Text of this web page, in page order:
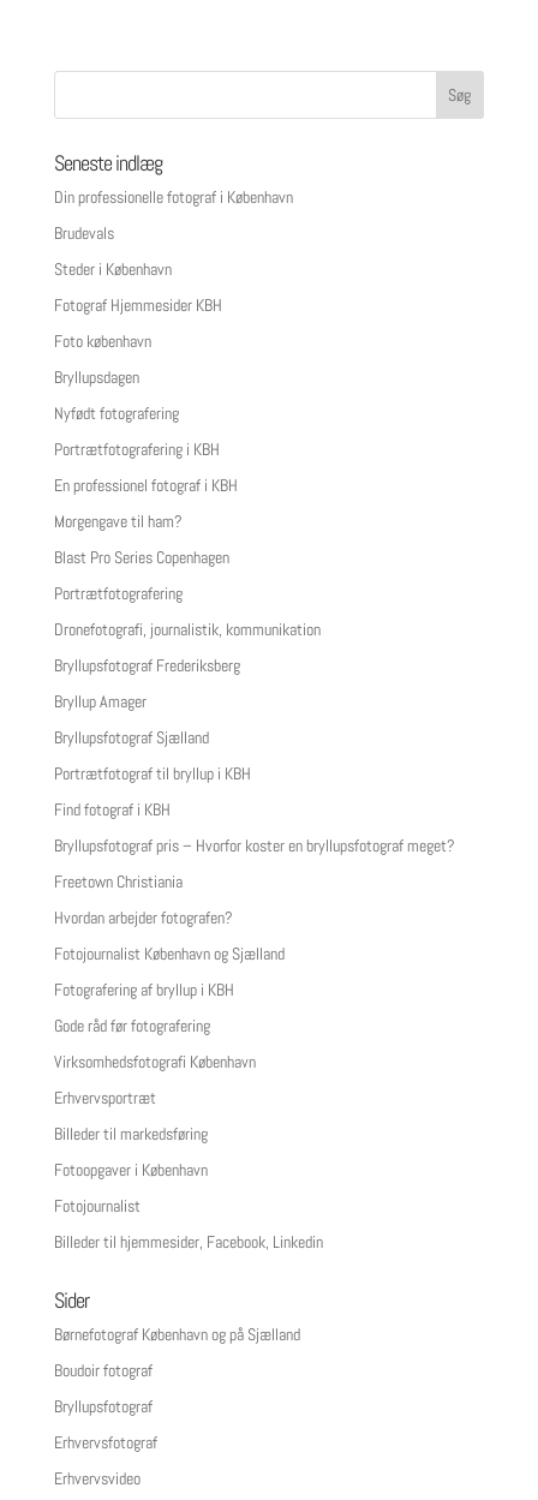
Seneste indlæg
Din professionelle fotograf i København
Brudevals
Steder i København
Fotograf Hjemmesider KBH
Foto københavn
Bryllupsdagen
Nyfødt fotografering
Portrætfotografering i KBH
En professionel fotograf i KBH
Morgengave til ham?
Blast Pro Series Copenhagen
Portrætfotografering
Dronefotografi, journalistik, kommunikation
Bryllupsfotograf Frederiksberg
Bryllup Amager
Bryllupsfotograf Sjælland
Portrætfotograf til bryllup i KBH
Find fotograf i KBH
Bryllupsfotograf pris – Hvorfor koster en bryllupsfotograf meget?
Freetown Christiania
Hvordan arbejder fotografen?
Fotojournalist København og Sjælland
Fotografering af bryllup i KBH
Gode råd før fotografering
Virksomhedsfotografi København
Erhvervsportræt
Billeder til markedsføring
Fotoopgaver i København
Fotojournalist
Billeder til hjemmesider, Facebook, Linkedin
Sider
Børnefotograf København og på Sjælland
Boudoir fotograf
Bryllupsfotograf
Erhvervsfotograf
Erhvervsvideo